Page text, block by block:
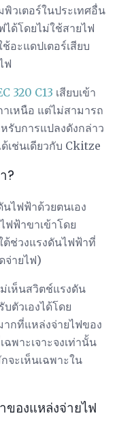
วเตอร์ในประเทศอื่น
ด้โดยไม่ใช้สายไฟ
อะแดปเตอร์เสียบ
ฟ
320 C13 เสียบเข้า
เหนือ แต่ไม่สามารถ
รับการแปลงดังกล่าว
เช่นเดียวกับ Ckitze
?
ไฟฟ้าด้วยตนเอง
ฟฟ้าขาเข้าโดย
ต้ช่วงแรงดันไฟฟ้าที่
จ่ายไฟ)
เห็นสวิตช์แรงดัน
ตัวเองได้โดย
ากที่แหล่งจ่ายไฟของ
พาะเจาะจงเท่านั้น
จะเห็นเฉพาะใน
ของแหล่งจ่ายไฟ